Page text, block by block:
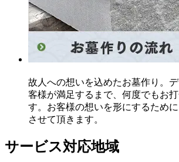
故人への想いを込めたお墓作り。
客様が満足するまで、何度でもお
す。お客様の想いを形にするため
させて頂きます。
サービス対応地域